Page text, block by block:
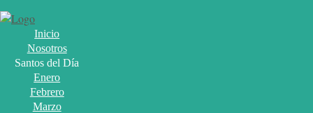
Inicio
Nosotros
Santos del Día
Enero
Febrero
Marzo